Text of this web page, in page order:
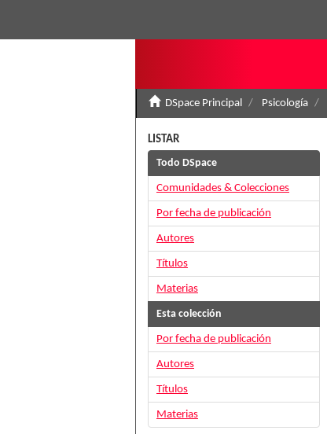
DSpace Principal Psicología
LISTAR
Todo DSpace
Comunidades & Colecciones
Por fecha de publicación
Autores
Títulos
Materias
Esta colección
Por fecha de publicación
Autores
Títulos
Materias